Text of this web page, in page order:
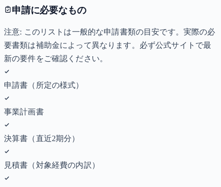
申請に必要なもの
注意: このリストは一般的な申請書類の目安です。実際の必
要書類は補助金によって異なります。必ず公式サイトで最
新の要件をご確認ください。
申請書（所定の様式）
事業計画書
決算書（直近2期分）
見積書（対象経費の内訳）